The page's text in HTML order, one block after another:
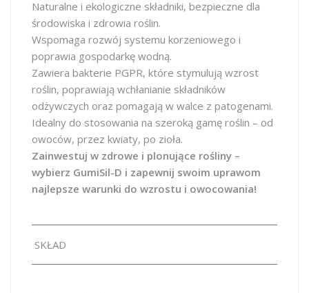
Naturalne i ekologiczne składniki, bezpieczne dla
środowiska i zdrowia roślin.
Wspomaga rozwój systemu korzeniowego i
poprawia gospodarkę wodną.
Zawiera bakterie PGPR, które stymulują wzrost
roślin, poprawiają wchłanianie składników
odżywczych oraz pomagają w walce z patogenami.
Idealny do stosowania na szeroką gamę roślin – od
owoców, przez kwiaty, po zioła.
Zainwestuj w zdrowe i plonujące rośliny –
wybierz GumiSil-D i zapewnij swoim uprawom
najlepsze warunki do wzrostu i owocowania!
SKŁAD